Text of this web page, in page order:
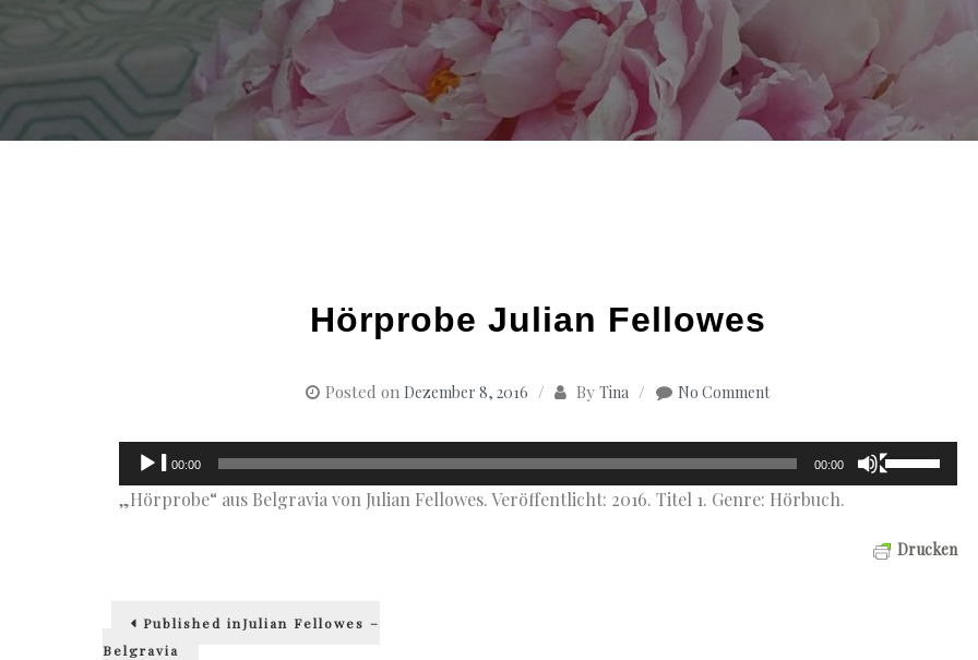
Hörprobe Julian Fellowes
Posted on Dezember 8, 2016 By Tina No Comment
Audio-
Player
00:00 00:00
Pfeiltasten
Hoch/
die
„Hörprobe“ aus Belgravia von Julian Fellowes. Veröffentlicht: 2016. Titel 1. Genre: Hörbuch.
Drucken
Beitragsnavigation
Published inJulian Fellowes –
Belgravia